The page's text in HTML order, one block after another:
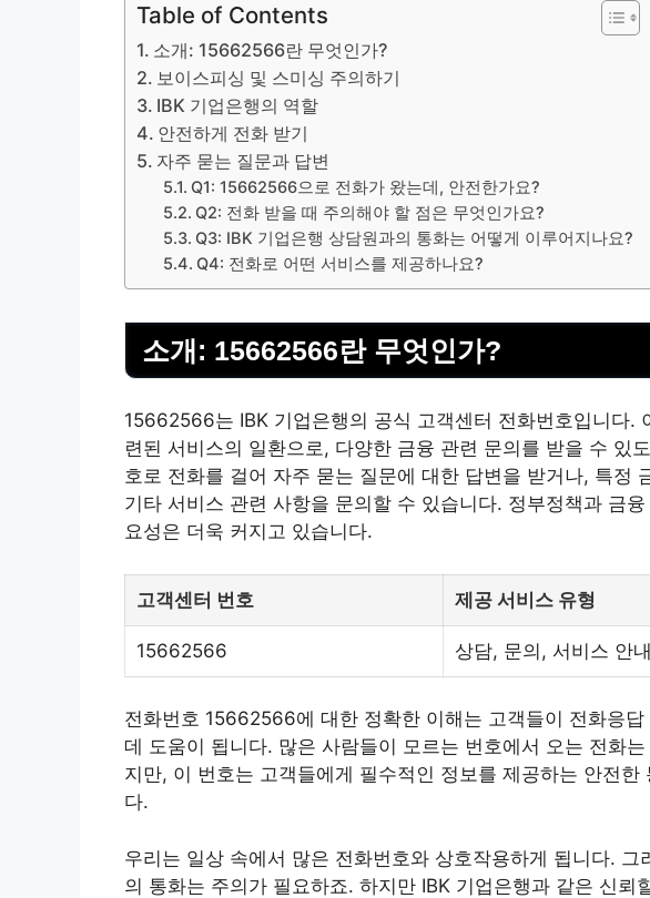
Table of Contents
소개: 15662566란 무엇인가?
보이스피싱 및 스미싱 주의하기
IBK 기업은행의 역할
안전하게 전화 받기
자주 묻는 질문과 답변
Q1: 15662566으로 전화가 왔는데, 안전한가요?
Q2: 전화 받을 때 주의해야 할 점은 무엇인가요?
Q3: IBK 기업은행 상담원과의 통화는 어떻게 이루어지나요?
Q4: 전화로 어떤 서비스를 제공하나요?
소개: 15662566란 무엇인가?
15662566는 IBK 기업은행의 공식 고객센터 전화번호입니다.
련된 서비스의 일환으로, 다양한 금융 관련 문의를 받을 수 있
호로 전화를 걸어 자주 묻는 질문에 대한 답변을 받거나, 특정
기타 서비스 관련 사항을 문의할 수 있습니다. 정부정책과 금
요성은 더욱 커지고 있습니다.
고객센터 번호 제공 서비스 유형
15662566 상담, 문의, 서비스 안내
전화번호 15662566에 대한 정확한 이해는 고객들이 전화응
데 도움이 됩니다. 많은 사람들이 모르는 번호에서 오는 전화
지만, 이 번호는 고객들에게 필수적인 정보를 제공하는 안전한
다.
우리는 일상 속에서 많은 전화번호와 상호작용하게 됩니다.
의 통화는 주의가 필요하죠. 하지만 IBK 기업은행과 같은 신뢰